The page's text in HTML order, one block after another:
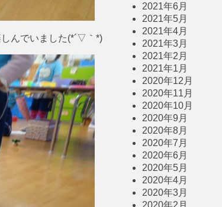
んでいました(*´▽｀*)
2021年6月
2021年5月
2021年4月
2021年3月
2021年2月
2021年1月
2020年12月
2020年11月
2020年10月
2020年9月
2020年8月
2020年7月
2020年6月
2020年5月
2020年4月
2020年3月